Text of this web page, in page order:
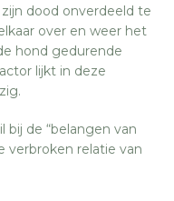
dood onverdeeld te
over en weer het
hond gedurende
lijkt in deze
bij de “belangen van
verbroken relatie van